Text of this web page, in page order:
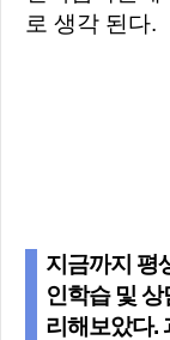
로 생각 된다.
지금까지 평
인학습 및
리해보았다.